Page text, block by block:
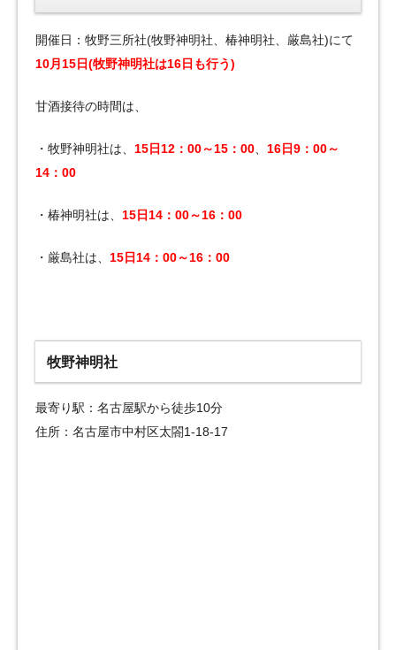
開催日：牧野三所社(牧野神明社、椿神明社、厳島社)にて
10月15日(牧野神明社は16日も行う)
甘酒接待の時間は、
・牧野神明社は、 15日12：00～15：00 16日9：00～
14：00
・椿神明社は、 15日14：00～16：00
・厳島社は、 15日14：00～16：00
牧野神明社
最寄り駅：名古屋駅から徒歩10分
住所：名古屋市中村区太閤1-18-17